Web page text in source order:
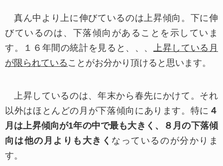
を得ることなく、お客様の個人情報を第三者へ提
供および開示することは一切ございません。
利用目的達成の範囲内において業務委託する際
きる委託先を選定した上で当該委託先を適切に監
督いたします。
当社はログに記録された皆さまのIPアドレス
を、下記の目的で利用することがあります。
真ん中より上に伸びているのは上昇傾向。下に伸
びているのは、下落傾向があることを示していま
す。１６年間の統計を見ると、、、
上昇している月
が限られている ことがお分かり頂けると思います。
上昇しているのは、年末から春先にかけて。それ
以外はほとんどの月が下落傾向にあります。特に ４
月は上昇傾向が1年の中で最も大きく、８月の下落傾
向は他の月よりも大きく なっているのが分かりま
す。